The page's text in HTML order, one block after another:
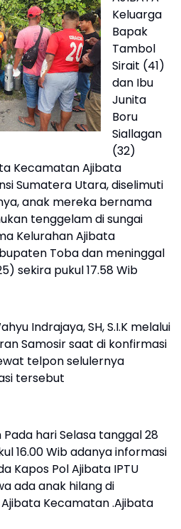
Keluarga
Bapak
Tambol
Sirait (41)
dan Ibu
Junita
Boru
Siallagan
(32)
Kecamatan Ajibata
Sumatera Utara, diselimuti
anak mereka bernama
tenggelam di sungai
Kelurahan Ajibata
Toba dan meninggal
sekira pukul 17.58 Wib
Indrajaya, SH, S.I.K melalui
Samosir saat di konfirmasi
telpon selulernya
tersebut
hari Selasa tanggal 28
16.00 Wib adanya informasi
Kapos Pol Ajibata IPTU
ada anak hilang di
Kecamatan .Ajibata